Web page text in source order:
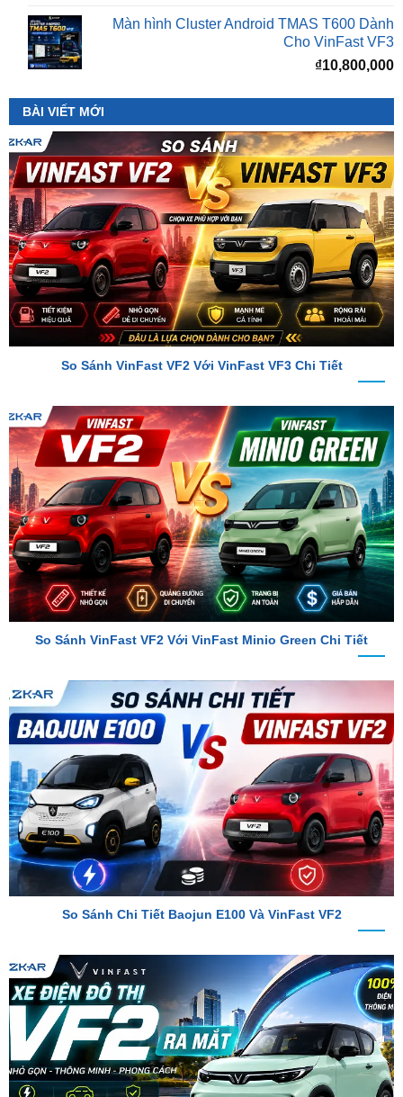
₫10,800,000
BÀI VIẾT MỚI
So Sánh VinFast VF2 Với VinFast VF3 Chi Tiết
So Sánh VinFast VF2 Với VinFast Minio Green Chi Tiết
So Sánh Chi Tiết Baojun E100 Và VinFast VF2